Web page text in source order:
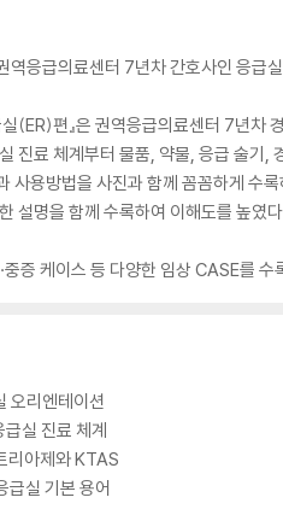
역응급의료센터 7년차 간호사인 응급
실(ER)편』은 권역응급의료센터 7년
진료 체계부터 물품, 약물, 응급 술기,
사용방법을 사진과 함께 꼼꼼하게 수
설명을 함께 수록하여 이해도를 높였
중증 케이스 등 다양한 임상 CASE를
오리엔테이션
실 진료 체계
아제와 KTAS
실 기본 용어